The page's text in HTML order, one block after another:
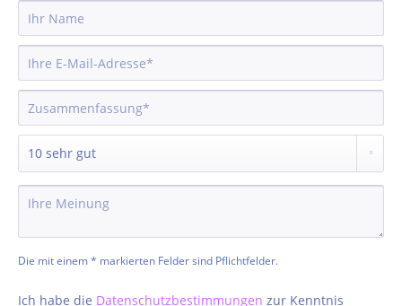
Die mit einem * markierten Felder sind Pflichtfelder.
Ich habe die Datenschutzbestimmungen zur Kenntnis